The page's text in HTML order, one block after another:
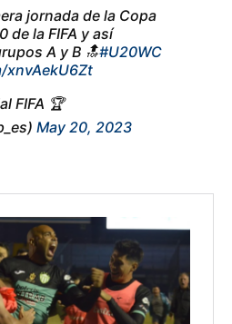
jornada de la Copa
de la FIFA y así
A y B 🔝#U20WC
FIFA 🏆
May 20, 2023